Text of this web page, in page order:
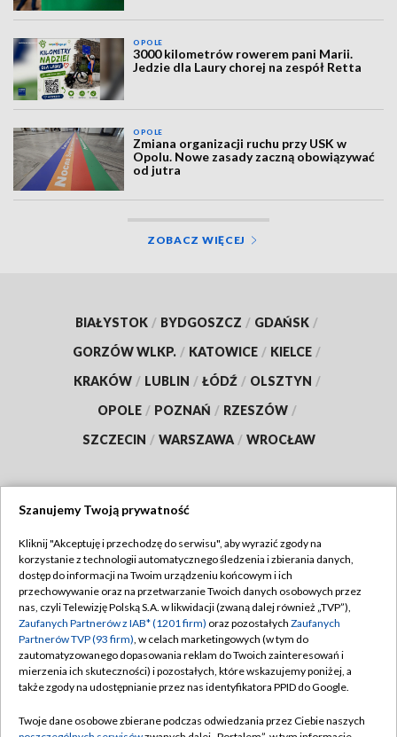
OPOLE
3000 kilometrów rowerem pani Marii.
Jedzie dla Laury chorej na zespół Retta
OPOLE
Zmiana organizacji ruchu przy USK w
Opolu. Nowe zasady zaczną obowiązywać
od jutra
ZOBACZ WIĘCEJ
BIAŁYSTOK / BYDGOSZCZ / GDAŃSK /
GORZÓW WLKP. / KATOWICE / KIELCE /
KRAKÓW / LUBLIN / ŁÓDŹ / OLSZTYN /
OPOLE / POZNAŃ / RZESZÓW /
SZCZECIN / WARSZAWA / WROCŁAW
TVP
Abonament TVP
Emisja w TVP
Centrum informacji TVP
Naziemna Telewizja Cyfrowa
Regulamin TVP
Polityka prywatności
Moje zgody
Pomoc
Szanujemy Twoją prywatność
Kliknij "Akceptuję i przechodzę do serwisu", aby wyrazić zgody na
korzystanie z technologii automatycznego śledzenia i zbierania danych,
dostęp do informacji na Twoim urządzeniu końcowym i ich
przechowywanie oraz na przetwarzanie Twoich danych osobowych przez
nas, czyli Telewizję Polską S.A. w likwidacji (zwaną dalej również „TVP”),
Zaufanych Partnerów z IAB* (1201 firm) oraz pozostałych Zaufanych
Partnerów TVP (93 firm), w celach marketingowych (w tym do
zautomatyzowanego dopasowania reklam do Twoich zainteresowań i
mierzenia ich skuteczności) i pozostałych, które wskazujemy poniżej, a
także zgody na udostępnianie przez nas identyfikatora PPID do Google.
Twoje dane osobowe zbierane podczas odwiedzania przez Ciebie naszych